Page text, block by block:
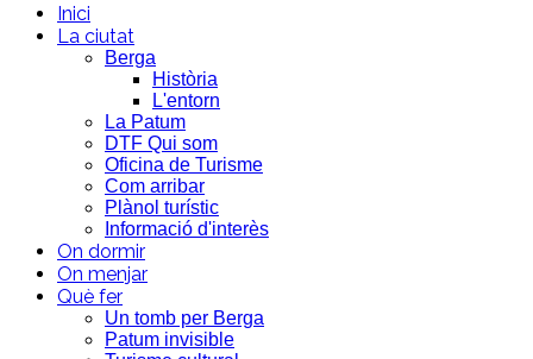
Inici
La ciutat
Berga
Història
L'entorn
La Patum
DTF Qui som
Oficina de Turisme
Com arribar
Plànol turístic
Informació d'interès
On dormir
On menjar
Què fer
Un tomb per Berga
Patum invisible